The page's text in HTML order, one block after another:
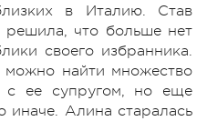
в Италию. Став
решила, что больше нет
своего избранника.
можно найти множество
с ее супругом, но еще
иначе. Алина старалась